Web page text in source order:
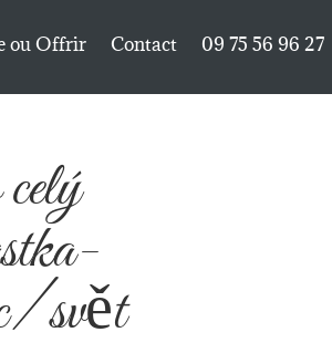
ou Offrir Contact 09 75 56 96 27
svět